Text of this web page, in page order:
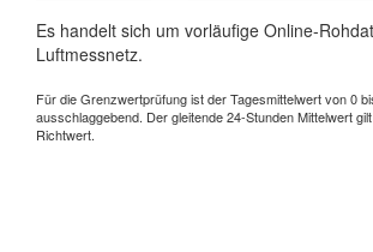
Es handelt sich um vorläufige Online-
Luftmessnetz.
Für die Grenzwertprüfung ist der Tagesmittelwert von 0
ausschlaggebend. Der gleitende 24-Stunden Mittelwert
Richtwert.